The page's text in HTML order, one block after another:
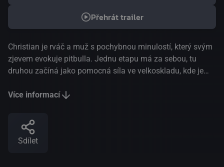
Přehrát trailer
Christian je rváč a muž s pochybnou minulostí, který svým
zjevem evokuje pitbulla. Jednu etapu má za sebou, tu
druhou začíná jako pomocná síla ve velkoskladu, kde je
vysokozdvižný vozík. Pro někoho, kdo sotva zvládá svůj
výzva. Christiana se ujímá veterán Bruno a zasvěcuje ho
do mikrokosmu, v němž se žije podle specifických pravidel
a ve svérázných bublinách jednotlivých oddělení. Při jedné
Více informací
Sdílet